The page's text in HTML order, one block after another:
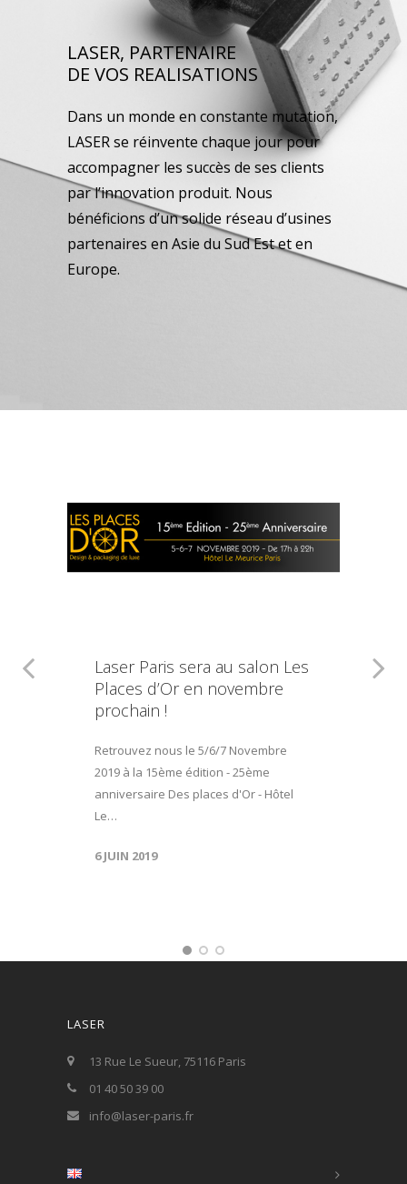
LASER, PARTENAIRE
DE VOS REALISATIONS
Dans un monde en constante mutation,
LASER se réinvente chaque jour pour
accompagner les succès de ses clients
par l’innovation produit. Nous
bénéficions d’un solide réseau d’usines
partenaires en Asie du Sud Est et en
Europe.
Laser Paris sera au salon Les
Places d’Or en novembre
prochain !
Retrouvez nous le 5/6/7 Novembre
2019 à la 15ème édition - 25ème
anniversaire Des places d'Or - Hôtel
Le…
6 JUIN 2019
LASER
13 Rue Le Sueur, 75116 Paris
01 40 50 39 00
info@laser-paris.fr